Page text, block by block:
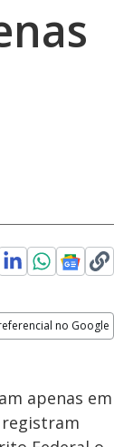
no Google
apenas em
registram